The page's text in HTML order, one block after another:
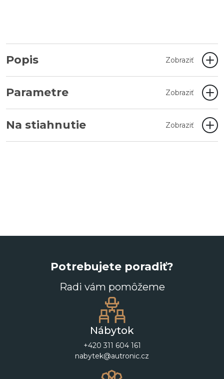
Popis Zobraziť
Parametre Zobraziť
Na stiahnutie Zobraziť
Potrebujete poradiť?
Radi vám pomôžeme
Nábytok
+420 311 604 161
nabytek@autronic.cz